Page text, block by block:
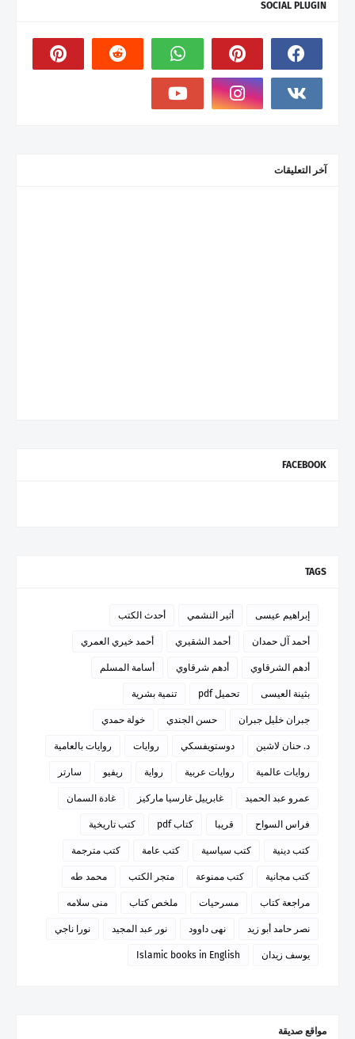
SOCIAL PLUGIN
آخر التعليقات
FACEBOOK
TAGS
إبراهيم عيسى أثير النشمي أحدث الكتب
أحمد آل حمدان أحمد الشقيري أحمد خيري العمري
أدهم الشرقاوي أدهم شرقاوي أسامة المسلم
بثينة العيسى تحميل pdf تنمية بشرية
جبران خليل جبران حسن الجندي خولة حمدي
د. حنان لاشين دوستويفسكي روايات روايات بالعامية
روايات عالمية روايات عربية رواية ريفيو سارتر
عمرو عبد الحميد غابرييل غارسيا ماركيز غادة السمان
فراس السواح قريبا كتاب pdf كتب تاريخية
كتب دينية كتب سياسية كتب عامة كتب مترجمة
كتب مجانية كتب ممنوعة متجر الكتب محمد طه
مراجعة كتاب مسرحيات ملخص كتاب منى سلامه
نصر حامد أبو زيد نهى داوود نور عبد المجيد نورا ناجي
يوسف زيدان Islamic books in English
مواقع صديقة